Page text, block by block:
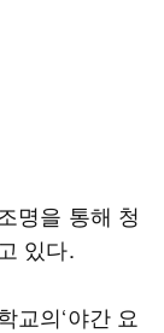
명을 통해 청
있다.
교의‘야간 요